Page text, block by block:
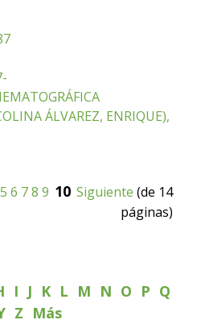
ÁLVAREZ, ENRIQUE),
5 6 78 9 10 Siguiente (de 14
páginas)
I J K L M N O P Q
Z Más